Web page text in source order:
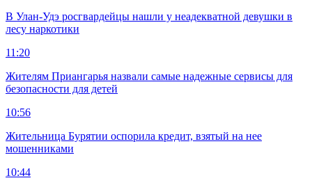
В Улан-Удэ росгвардейцы нашли у неадекватной девушки в
лесу наркотики
11:20
Жителям Приангарья назвали самые надежные сервисы для
безопасности для детей
10:56
Жительница Бурятии оспорила кредит, взятый на нее
мошенниками
10:44